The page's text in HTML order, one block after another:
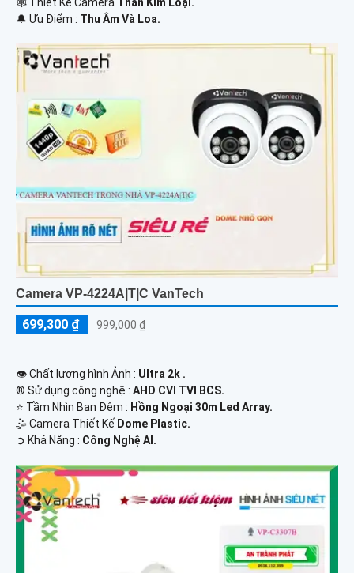
️🔔 Ưu Điểm : Thu Âm Và Loa.
Camera VP-4224A|T|C VanTech
699,300 ₫ 999,000 ₫
👁 Chất lượng hình Ảnh : Ultra 2k .
®️ Sử dụng công nghệ : AHD CVI TVI BCS.
⭐ Tầm Nhìn Ban Đêm : Hồng Ngoại 30m Led Array.
🤹 Camera Thiết Kế Dome Plastic.
️➲ Khả Năng : Công Nghệ AI.